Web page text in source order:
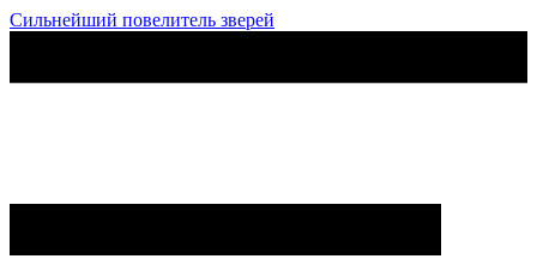
Сильнейший повелитель зверей